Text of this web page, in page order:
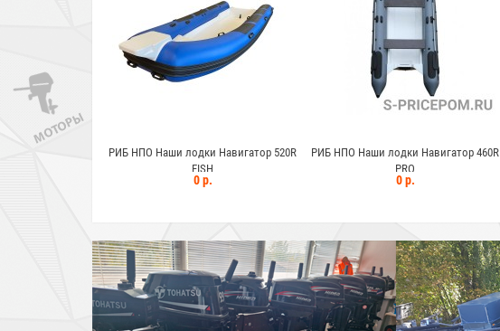
РИБ НПО Наши лодки Навигатор 520R
FISH
0 р.
РИБ НПО Наши лодки Навигатор 460R
PRO
0 р.